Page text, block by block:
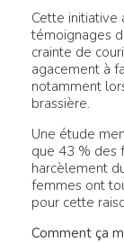
Cette initiative
témoignages
crainte de
agacement à
notamment
brassière.
Une étude
que 43 % des
harcèlement
femmes ont
pour cette
Comment ça